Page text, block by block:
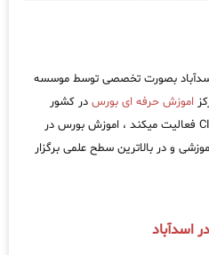
بصورت تخصصی توسط موسسه
اموزش حرفه ای بورس در کشور
میباشد که تحت لیسانس NAV و CIO فعالیت میکند ، اموزش بورس در
و در بالاترین سطح علمی برگزار
اسدآباد